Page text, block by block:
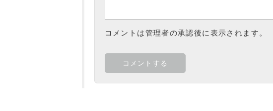
コメントは管理者の承認後に表示されます。